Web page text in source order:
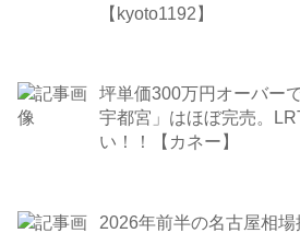
【kyoto1192】
坪単価300万円オーバー
宇都宮」はほぼ完売。
い！！【カネー】
2026年前半の名古屋相